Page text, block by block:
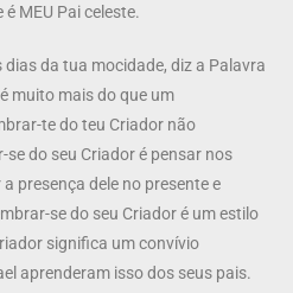
é MEU Pai celeste.
da tua mocidade, diz a Palavra
muito mais do que um
te do teu Criador não
do seu Criador é pensar nos
presença dele no presente e
se do seu Criador é um estilo
significa um convívio
aprenderam isso dos seus pais.